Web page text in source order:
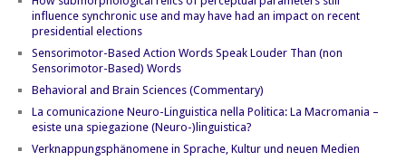
influence synchronic use and may have had an impact on recent
presidential elections
Sensorimotor-Based Action Words Speak Louder Than (non
Sensorimotor-Based) Words
Behavioral and Brain Sciences (Commentary)
La comunicazione Neuro-Linguistica nella Politica: La Macromania –
esiste una spiegazione (Neuro-)linguistica?
Verknappungsphänomene in Sprache, Kultur und neuen Medien